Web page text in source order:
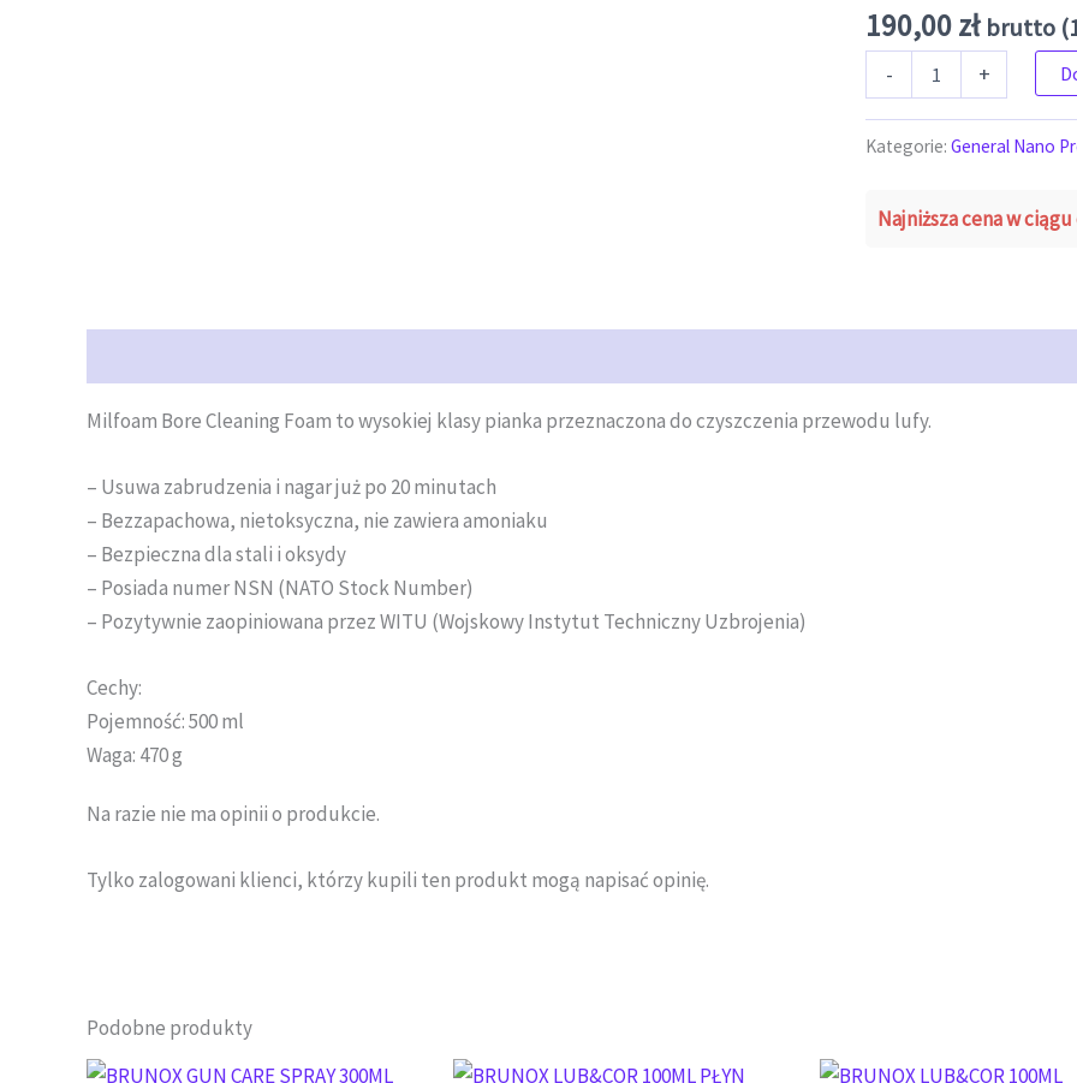
190,00zł brutto (
-
ilość Milfoam - Pianka do
+
Kategorie: General Nano
Najniższa cena w
Milfoam Bore Cleaning Foam to wysokiej klasy pianka przeznaczona do czyszczenia przewodu lufy.
– Usuwa zabrudzenia i nagar już po 20 minutach
– Bezzapachowa, nietoksyczna, nie zawiera amoniaku
– Bezpieczna dla stali i oksydy
– Posiada numer NSN (NATO Stock Number)
– Pozytywnie zaopiniowana przez WITU (Wojskowy Instytut Techniczny Uzbrojenia)
Cechy:
Pojemność: 500 ml
Waga: 470 g
Na razie nie ma opinii o produkcie.
Tylko zalogowani klienci, którzy kupili ten produkt mogą napisać opinię.
Podobne produkty